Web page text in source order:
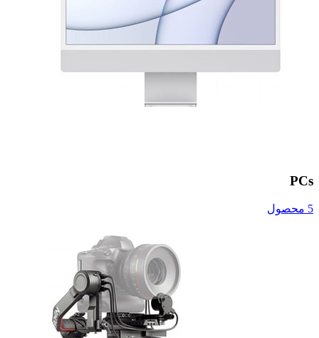
PCs
5 محصول